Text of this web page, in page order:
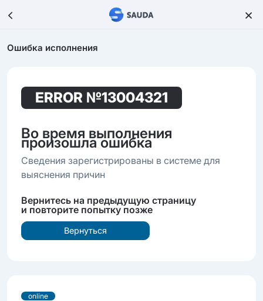
Ошибка исполнения
ERROR №13004321
Во время выполнения
произошла ошибка
Сведения зарегистрированы в системе для
выяснения причин
Вернитесь на предыдущую страницу
и повторите попытку позже
Вернуться
online